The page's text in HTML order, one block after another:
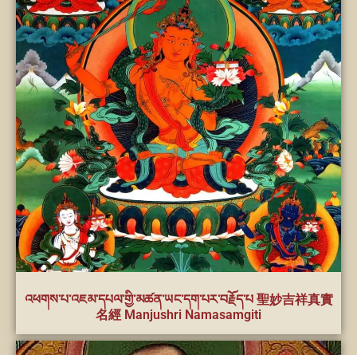
འཕགས་པ་འཇམ་དཔལ་གྱི་མཚན་ཡང་དག་པར་བརྗོད་པ 聖妙吉祥真實
名經 Manjushri Namasamgiti